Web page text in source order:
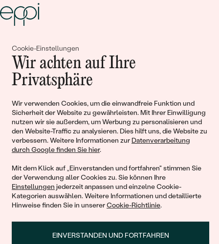
Cookie-Einstellungen
Wir achten auf Ihre
Privatsphäre
Wir verwenden Cookies, um die einwandfreie Funktion und
Sicherheit der Website zu gewährleisten. Mit Ihrer Einwilligung
nutzen wir sie außerdem, um Werbung zu personalisieren und
den Website-Traffic zu analysieren. Dies hilft uns, die Website zu
verbessern. Weitere Informationen zur Datenverarbeitung
durch Google finden Sie hier.
Mit dem Klick auf „Einverstanden und fortfahren" stimmen Sie
der Verwendung aller Cookies zu. Sie können Ihre
Einstellungen jederzeit anpassen und einzelne Cookie-
Kategorien auswählen. Weitere Informationen und detaillierte
Hinweise finden Sie in unsererCookie-Richtlinie.
EINVERSTANDEN UND FORTFAHREN
Gemeinsam erschaffen wir
Geschichten von Schönheit und
Liebe
Begleiten Sie uns!
© 2011 - 2026, Eppi.de